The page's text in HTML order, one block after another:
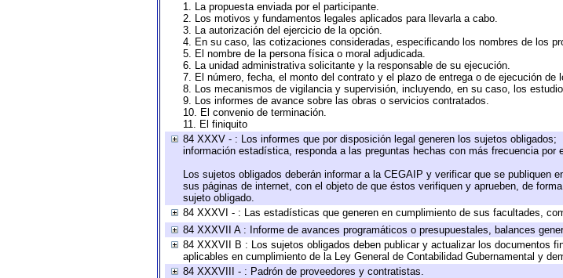
1. La propuesta enviada por el participante.
2. Los motivos y fundamentos legales aplicados para llevarla a cabo.
3. La autorización del ejercicio de la opción.
4. En su caso, las cotizaciones consideradas, especificando los nombres de los
5. El nombre de la persona física o moral adjudicada.
6. La unidad administrativa solicitante y la responsable de su ejecución.
7. El número, fecha, el monto del contrato y el plazo de entrega o de ejecución de
8. Los mecanismos de vigilancia y supervisión, incluyendo, en su caso, los
9. Los informes de avance sobre las obras o servicios contratados.
10. El convenio de terminación.
11. El finiquito
84 XXXV - : Los informes que por disposición legal generen los sujetos obligados;
información estadística, responda a las preguntas hechas con más frecuencia por
Los sujetos obligados deberán informar a la CEGAIP y verificar que se publiquen
sus páginas de internet, con el objeto de que éstos verifiquen y aprueben, de
sujeto obligado.
84 XXXVI - : Las estadísticas que generen en cumplimiento de sus facultades,
84 XXXVII A : Informe de avances programáticos o presupuestales, balances
84 XXXVII B : Los sujetos obligados deben publicar y actualizar los documentos
aplicables en cumplimiento de la Ley General de Contabilidad Gubernamental y
84 XXXVIII - : Padrón de proveedores y contratistas.